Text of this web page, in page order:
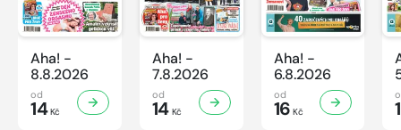
Aha! -
8.8.2026
od
14Kč
Aha! -
7.8.2026
od
14Kč
Aha! -
6.8.2026
od
16 Kč